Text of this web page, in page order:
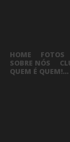
HOME FOTOS
SOBRE NÓS
QUEM É QUEM!...